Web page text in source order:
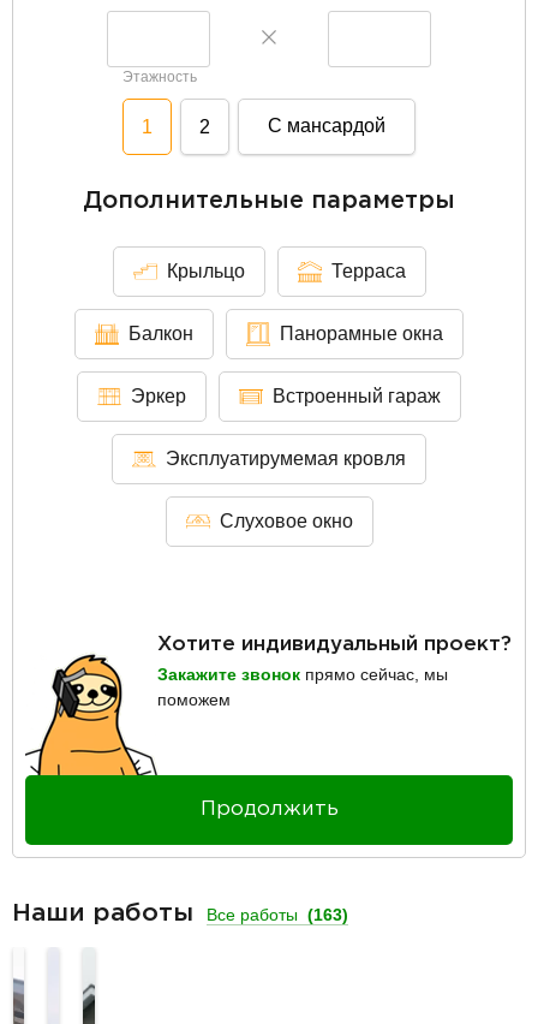
Этажность
1 2 С мансардой
Дополнительные параметры
Крыльцо Терраса
Балкон Панорамные окна
Эркер Встроенный гараж
Эксплуатирумемая кровля
Слуховое окно
Хотите индивидуальный проект?
Закажите звонок прямо сейчас, мы
поможем
Продолжить
Наши работы Все работы (163)